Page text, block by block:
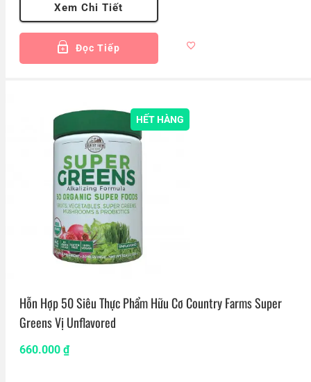
Xem Chi Tiết
Đọc Tiếp
HẾT HÀNG
Hỗn Hợp 50 Siêu Thực Phẩm Hữu Cơ Country Farms Super
Greens Vị Unflavored
660.000 ₫